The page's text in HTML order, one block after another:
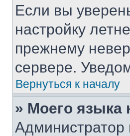
Если вы
настройку
прежнему
сервере.
Вернуться к началу
» Моего языка
Администратор